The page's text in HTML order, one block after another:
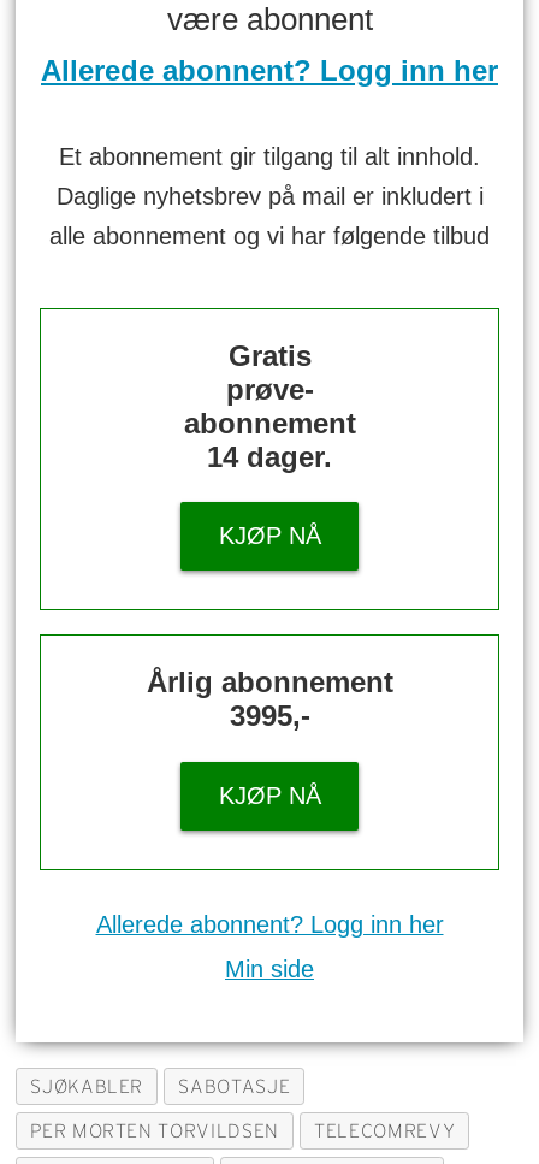
være abonnent
Allerede abonnent? Logg inn her
Et abonnement gir tilgang til alt innhold.
Daglige nyhetsbrev på mail er inkludert i
alle abonnement og vi har følgende tilbud
Gratis
prøve-
abonnement
14 dager.
KJØP NÅ
Årlig abonnement
3995,-
KJØP NÅ
Allerede abonnent? Logg inn her
Min side
SJØKABLER SABOTASJE
PER MORTEN TORVILDSEN TELECOMREVY